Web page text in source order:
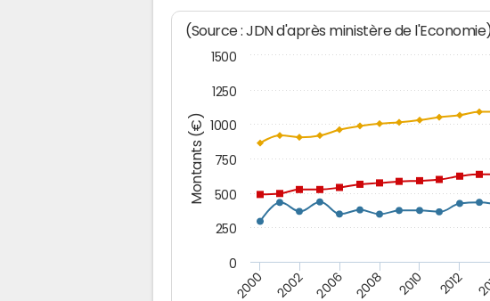
Montants (€)
(Source : JDN d'après ministère de
2000 2002 2006 2008 2010 2012
0
250
500
750
1000
1250
1500